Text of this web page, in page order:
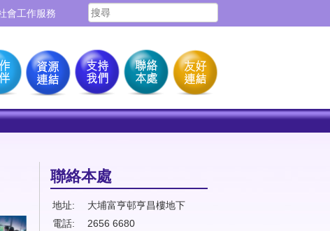
會工作服務
聯絡本處
地址:
大埔富亨邨亨昌樓地下
電話:
2656 6680